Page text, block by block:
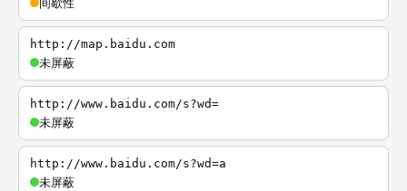
http://map.baidu.com
未屏蔽
http://www.baidu.com/s?wd=
未屏蔽
http://www.baidu.com/s?wd=a
未屏蔽